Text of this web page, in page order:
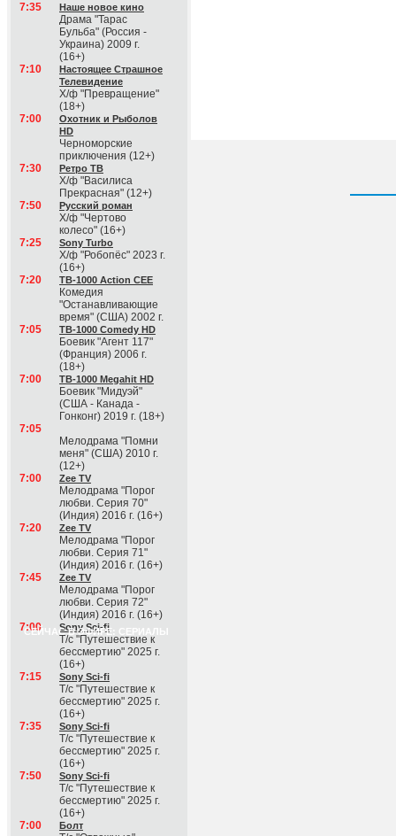
7:35
Наше новое кино
Драма "Тарас
Бульба" (Россия -
Украина) 2009 г.
(16+)
7:10
Настоящее Страшное
Телевидение
Х/ф "Превращение"
(18+)
7:00
Охотник и Рыболов
HD
Черноморские
приключения (12+)
7:30
Ретро ТВ
Х/ф "Василиса
Прекрасная" (12+)
7:50
Русский роман
Х/ф "Чертово
колесо" (16+)
7:25
Sony Turbo
Х/ф "Робопёс" 2023 г.
(16+)
7:20
ТВ-1000 Action CEE
Комедия
"Останавливающие
время" (США) 2002 г.
7:05
ТВ-1000 Comedy HD
Боевик "Агент 117"
(Франция) 2006 г.
(18+)
7:00
ТВ-1000 Megahit HD
Боевик "Мидуэй"
(США - Канада -
Гонконг) 2019 г. (18+)
7:05
Мелодрама "Помни
меня" (США) 2010 г.
(12+)
7:00
Zee TV
Мелодрама "Порог
любви. Серия 70"
(Индия) 2016 г. (16+)
7:20
Zee TV
Мелодрама "Порог
любви. Серия 71"
(Индия) 2016 г. (16+)
7:45
Zee TV
Мелодрама "Порог
любви. Серия 72"
(Индия) 2016 г. (16+)
СЕЙЧАС В ЭФИРЕ: СЕРИАЛЫ
7:00 Sony Sci-fi
Т/с "Путешествие к
бессмертию" 2025 г.
(16+)
7:15
Sony Sci-fi
Т/с "Путешествие к
бессмертию" 2025 г.
(16+)
7:35
Sony Sci-fi
Т/с "Путешествие к
бессмертию" 2025 г.
(16+)
7:50
Sony Sci-fi
Т/с "Путешествие к
бессмертию" 2025 г.
(16+)
7:00
Болт